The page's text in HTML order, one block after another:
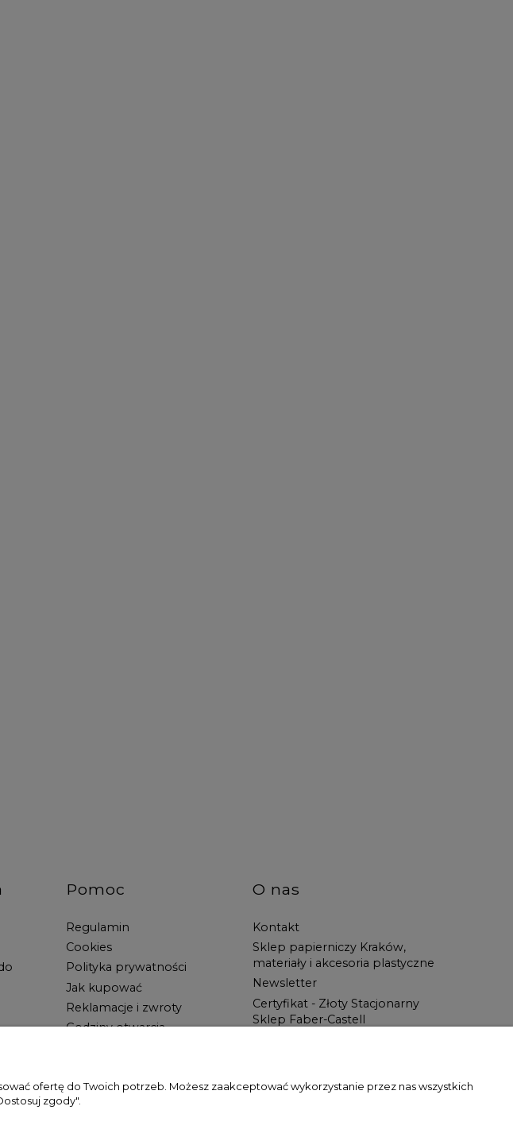
Pomoc
Regulamin
Cookies
Polityka prywatności
Jak kupować
Reklamacje i zwroty
Godziny otwarcia
O nas
Kontakt
Sklep papierniczy Kraków,
materiały i akcesoria plastyczne
Newsletter
Certyfikat - Złoty Stacjonarny
Sklep Faber-Castell
Wszystko dla ucznia w Świat
Artysty!
ofertę do Twoich potrzeb. Możesz zaakceptować wykorzystanie przez nas wszystkich
zgody".